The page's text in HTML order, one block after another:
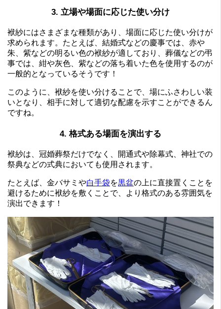
3. 立場や場面に応じた使い分け
袱紗にはさまざまな種類があり、場面に応じた使い分けが
求められます。たとえば、結婚式などの慶事では、赤や
朱、紫などの明るい色の袱紗が適しており、葬儀などの弔
事では、紺や灰色、紫などの落ち着いた色を使用するのが
一般的となっているそうです！
このように、袱紗を使い分けることで、場にふさわしい装
いとなり、相手に対して適切な配慮を示すことができるん
ですね。
4. 格式ある場面を演出する
袱紗は、冠婚葬祭だけでなく、開通式や除幕式、神社での
祭典などの式典においても使用されます。
たとえば、金バサミや白手袋を黒盆の上に直接置くことを
避けるために袱紗を敷くことで、より格式のある雰囲気を
演出できます！